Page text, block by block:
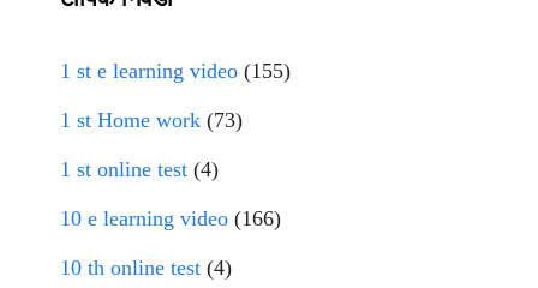
1 st e learning video (155)
1 st Home work (73)
1 st online test (4)
10 e learning video (166)
10 th online test (4)